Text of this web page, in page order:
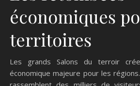
économiques
territoires
Les grands Salons du terroir
économique majeure pour les